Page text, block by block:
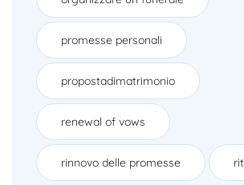
promesse personali
propostadimatrimonio
renewal of vows
rinnovo delle promesse